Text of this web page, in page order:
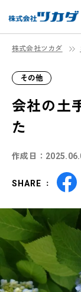
株式会社ツカダ
その他
会社の土
た
作成日：
SHARE